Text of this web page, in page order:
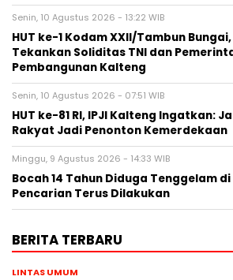
Senin, 10 Agustus 2026 - 13:22 WIB
HUT ke-1 Kodam XXII/Tambun
Tekankan Soliditas TNI dan
Pembangunan Kalteng
Senin, 10 Agustus 2026 - 07:51 WIB
HUT ke-81 RI, IPJI Kalteng Ingatkan:
Rakyat Jadi Penonton Kemerdekaan
Minggu, 9 Agustus 2026 - 14:33 WIB
Bocah 14 Tahun Diduga Tenggelam
Pencarian Terus Dilakukan
BERITA TERBARU
LINTAS UMUM